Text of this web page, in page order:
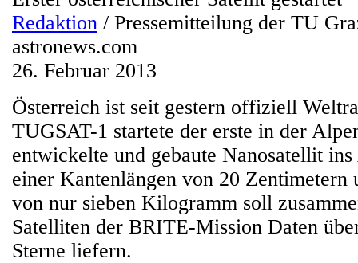
Redaktion / Pressemitteilung der TU
astronews.com
26. Februar 2013
Österreich ist seit gestern offiziell
TUGSAT-1 startete der erste in der
entwickelte und gebaute Nanosatellit
einer Kantenlängen von 20 Zentimetern
von nur sieben Kilogramm soll
Satelliten der BRITE-Mission Daten
Sterne liefern.